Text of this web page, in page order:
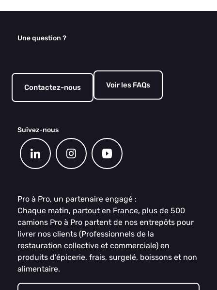
Une question ?
Contactez-nous Voir les FAQs
Suivez-nous
Pro à Pro, un partenaire engagé :
Chaque matin, partout en France, plus de 500
camions Pro à Pro partent de nos entrepôts pour
livrer nos clients (Professionnels de la
restauration collective et commerciale) en
produits d’épicerie, frais, surgelé, boissons et non
alimentaire.